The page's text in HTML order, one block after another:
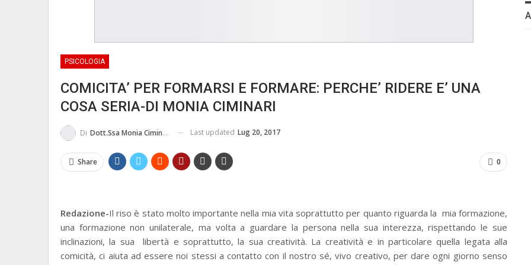
PSICOLOGIA
COMICITA’ PER FORMARSI E FORMARE: PERCHE’ RIDERE E’ UNA
COSA SERIA-DI MONIA CIMINARI
Di Dott.ssa Monia Ciminari Last updated Lug 20, 2017
0
Share
Redazione-Il riso è stato molto importante nella mia vita soprattutto per quanto riguarda la mia formazione,
una formazione non unilaterale, ma volta a guardare la persona nella sua interezza, rispettando le sue
inclinazioni, la sua libertà e soprattutto, la sua creatività. La creatività e in particolare quella legata alla
comicità, ci aiuta ad essere noi stessi a contatto con il nostro sé, vivo creativo, per dare ogni giorno senso